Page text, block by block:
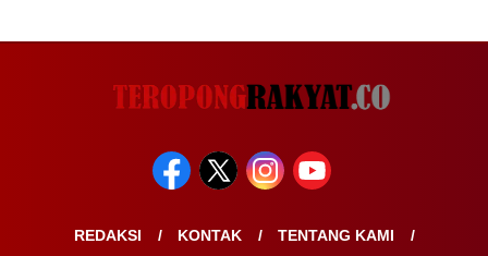
REDAKSI KONTAK
TENTANG KAMI